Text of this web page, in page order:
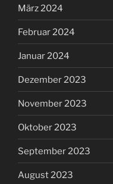
März 2024
Februar 2024
Januar 2024
Dezember 2023
November 2023
Oktober 2023
September 2023
August 2023